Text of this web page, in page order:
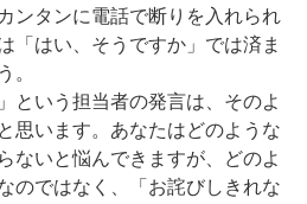
ンタンに電話で断りを入れられ
「はい、そうですか」では済ま
。
という担当者の発言は、そのよ
思います。あなたはどのような
ないと悩んできますが、どのよ
のではなく、「お詫びしきれな